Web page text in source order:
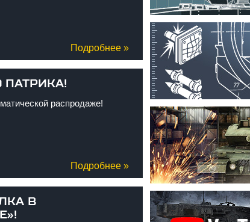
Подробнее »
Подробнее »
ПАТРИКА!
распродаже!
В